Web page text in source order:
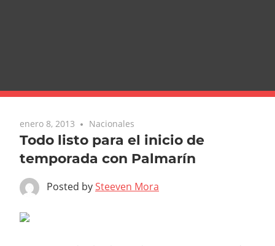
enero 8, 2013 Nacionales
Todo listo para el inicio de
temporada con Palmarín
Posted bySteeven Mora